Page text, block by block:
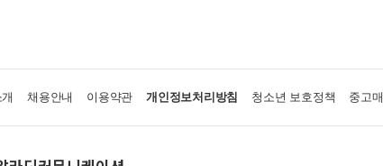
채용안내 이용약관 개인정보처리방침 청소년 보호정책 중고